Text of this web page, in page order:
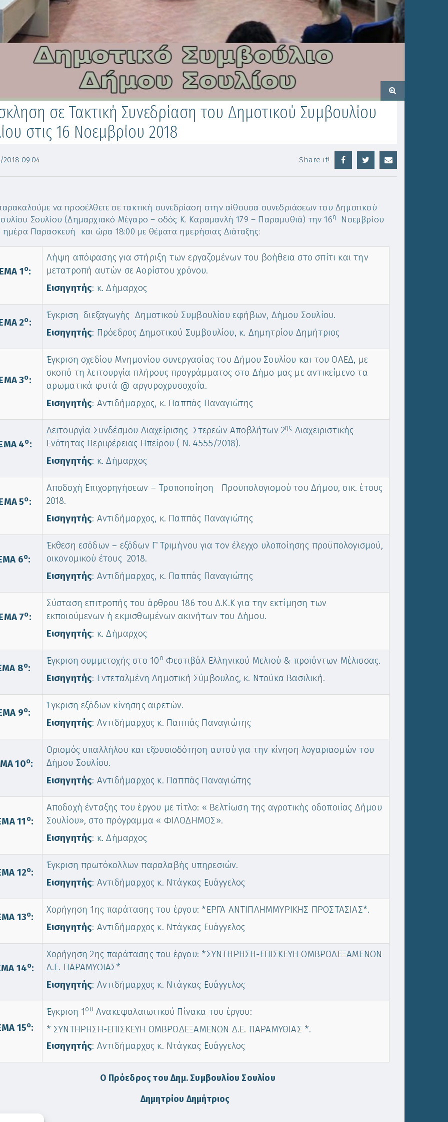
σε Τακτική Συνεδρίαση του Δημοτικού Συμβουλίου
στις 16 Νοεμβρίου 2018
09:04 Share it!
να προσέλθετε σε τακτική συνεδρίαση στην αίθουσα συνεδριάσεων του Δημοτικού
Σουλίου (Δημαρχιακό Μέγαρο – οδός Κ. Καραμανλή 179 – Παραμυθιά) την 16η
Νοεμβρίου
ημέρα Παρασκευή και ώρα 18:00 με θέματα ημερήσιας Διάταξης:
1o:
Λήψη απόφασης για στήριξη των εργαζομένων του βοήθεια στο σπίτι και την
μετατροπή αυτών σε Αορίστου χρόνου.
Εισηγητής: κ. Δήμαρχος
2o:
Έγκριση διεξαγωγής Δημοτικού Συμβουλίου εφήβων, Δήμου Σουλίου.
Εισηγητής: Πρόεδρος Δημοτικού Συμβουλίου, κ. Δημητρίου Δημήτριος
3o:
Έγκριση σχεδίου Μνημονίου συνεργασίας του Δήμου Σουλίου και του ΟΑΕΔ, με
σκοπό τη λειτουργία πλήρους προγράμματος στο Δήμο μας με αντικείμενο τα
αρωματικά φυτά @ αργυροχρυσοχοΐα.
Εισηγητής: Αντιδήμαρχος, κ. Παππάς Παναγιώτης
4o:
Λειτουργία Συνδέσμου Διαχείρισης Στερεών Αποβλήτων 2ης Διαχειριστικής
Ενότητας Περιφέρειας Ηπείρου ( Ν. 4555/2018).
Εισηγητής: κ. Δήμαρχος
5o:
Αποδοχή Επιχορηγήσεων – Τροποποίηση Προϋπολογισμού του Δήμου, οικ. έτους
2018.
Εισηγητής: Αντιδήμαρχος, κ. Παππάς Παναγιώτης
6o:
Έκθεση εσόδων – εξόδων Γ΄ Τριμήνου για τον έλεγχο υλοποίησης προϋπολογισμού,
οικονομικού έτους 2018.
Εισηγητής: Αντιδήμαρχος, κ. Παππάς Παναγιώτης
7o:
Σύσταση επιτροπής του άρθρου 186 του Δ.Κ.Κ για την εκτίμηση των
εκποιούμενων ή εκμισθωμένων ακινήτων του Δήμου.
Εισηγητής: κ. Δήμαρχος
8o:
Έγκριση συμμετοχής στο 10ο Φεστιβάλ Ελληνικού Μελιού & προϊόντων Μέλισσας.
Εισηγητής: Εντεταλμένη Δημοτική Σύμβουλος, κ. Ντούκα Βασιλική.
9o:
Έγκριση εξόδων κίνησης αιρετών.
Εισηγητής: Αντιδήμαρχος κ. Παππάς Παναγιώτης
10o:
Ορισμός υπαλλήλου και εξουσιοδότηση αυτού για την κίνηση λογαριασμών του
Δήμου Σουλίου.
Εισηγητής: Αντιδήμαρχος κ. Παππάς Παναγιώτης
11 o:
Αποδοχή ένταξης του έργου με τίτλο: « Βελτίωση της αγροτικής οδοποιίας Δήμου
Σουλίου», στο πρόγραμμα « ΦΙΛΟΔΗΜΟΣ».
Εισηγητής: κ. Δήμαρχος
12o:
Έγκριση πρωτόκολλων παραλαβής υπηρεσιών.
Εισηγητής: Αντιδήμαρχος κ. Ντάγκας Ευάγγελος
13o:
Χορήγηση 1ης παράτασης του έργου: *ΕΡΓΑ ΑΝΤΙΠΛΗΜΜΥΡΙΚΗΣ ΠΡΟΣΤΑΣΙΑΣ*.
Εισηγητής: Αντιδήμαρχος κ. Ντάγκας Ευάγγελος
14o:
Χορήγηση 2ης παράτασης του έργου: *ΣΥΝΤΗΡΗΣΗ-ΕΠΙΣΚΕΥΗ ΟΜΒΡΟΔΕΞΑΜΕΝΩΝ
Δ.Ε. ΠΑΡΑΜΥΘΙΑΣ*
Εισηγητής: Αντιδήμαρχος κ. Ντάγκας Ευάγγελος
15o:
Έγκριση 1ου Ανακεφαλαιωτικού Πίνακα του έργου:
* ΣΥΝΤΗΡΗΣΗ-ΕΠΙΣΚΕΥΗ ΟΜΒΡΟΔΕΞΑΜΕΝΩΝ Δ.Ε. ΠΑΡΑΜΥΘΙΑΣ *.
Εισηγητής: Αντιδήμαρχος κ. Ντάγκας Ευάγγελος
Ο Πρόεδρος του Δημ. Συμβουλίου Σουλίου
Δημητρίου Δημήτριος